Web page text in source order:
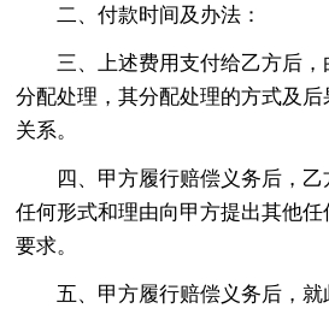
二、付款时间及办法：
三、上述费用支付给乙方后
分配处理，其分配处理的方式及
关系。
四、甲方履行赔偿义务后，
任何形式和理由向甲方提出其他任
要求。
五、甲方履行赔偿义务后，就